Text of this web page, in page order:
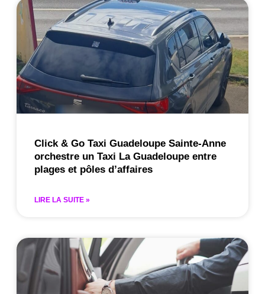
Click & Go Taxi Guadeloupe Sainte-Anne
orchestre un Taxi La Guadeloupe entre
plages et pôles d’affaires
LIRE LA SUITE »